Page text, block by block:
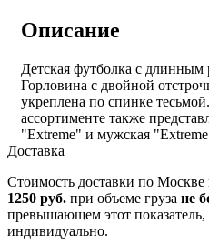
Описание
Детская футболка с длинным
Горловина с двойной
укреплена по спинке
ассортименте также
"Extreme" и мужская
Доставка
Стоимость доставки по
1250 руб. при объеме груза не
превышающем этот показатель,
индивидуально.